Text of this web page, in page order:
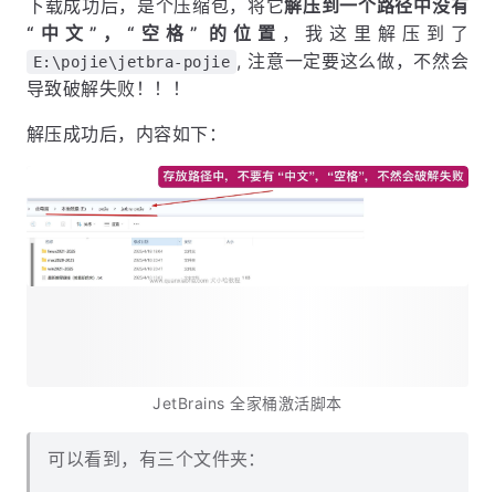
下载成功后，是个压缩包，将它解压到一个路径中没有
“中文”，“空格” 的位置 ，我这里解压到了
E:\pojie\jetbra-pojie , 注意一定要这么做，不然会
导致破解失败！！！
解压成功后，内容如下：
JetBrains 全家桶激活脚本
可以看到，有三个文件夹：